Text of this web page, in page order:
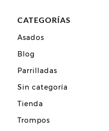
CATEGORÍAS
Asados
Blog
Parrilladas
Sin categoría
Tienda
Trompos